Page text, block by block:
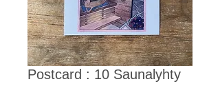
Postcard : 10 Saunalyhty